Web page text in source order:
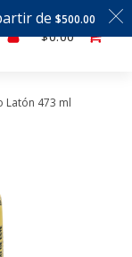
$0.00
Latón 473 ml
de $500.00